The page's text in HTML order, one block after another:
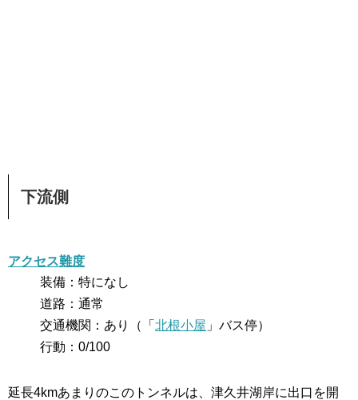
下流側
アクセス難度
装備：特になし
道路：通常
交通機関：あり（「 北根小屋 」バス停）
行動：0/100
延長4kmあまりのこのトンネルは、津久井湖岸に出口を開